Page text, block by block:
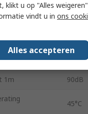
Voltage 230V
-20°C
1m 90dB
45°C
klikt u op "Alles
vindt u in ons
Alles accepteren